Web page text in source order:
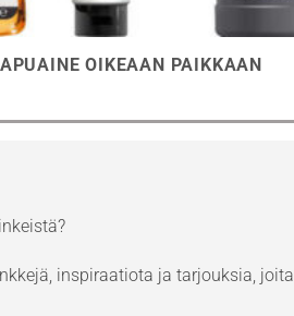
OIKEAAN PAIKKAAN
inspiraatiota ja tarjouksia, joita